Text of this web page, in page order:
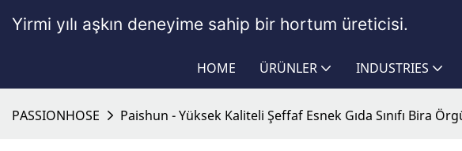
Yirmi yılı aşkın deneyime sahip bir hortum üreticisi.
HOME ÜRÜNLER INDUSTRIES
PASSIONHOSE Paishun - Yüksek Kaliteli Şeffaf Esnek Gıda Sınıfı Bira